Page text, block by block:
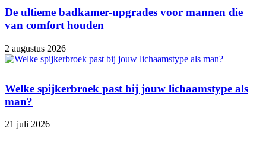
De ultieme badkamer-upgrades voor mannen die
van comfort houden
2 augustus 2026
Welke spijkerbroek past bij jouw lichaamstype als
man?
21 juli 2026